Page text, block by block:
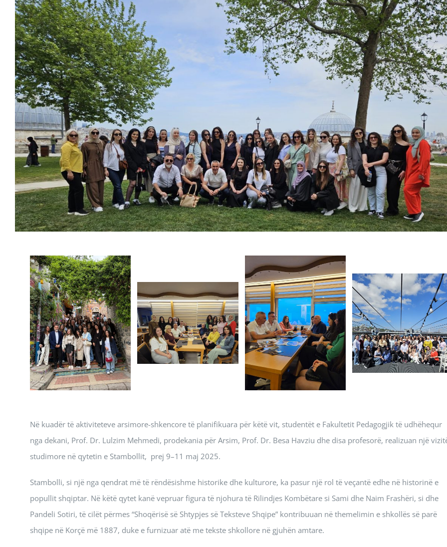
Larger
Image
Në kuadër të aktiviteteve arsimore-shkencore të planifikuara për këtë vit, studentët e Fakultetit Pedagogjik të udhëhequr
nga dekani, Prof. Dr. Lulzim Mehmedi, prodekania për Arsim, Prof. Dr. Besa Havziu dhe disa profesorë, realizuan një
studimore në qytetin e Stambollit, prej 9–11 maj 2025.
Stambolli, si një nga qendrat më të rëndësishme historike dhe kulturore, ka pasur një rol të veçantë edhe në historinë e
popullit shqiptar. Në këtë qytet kanë vepruar figura të njohura të Rilindjes Kombëtare si Sami dhe Naim Frashëri, si dhe
Pandeli Sotiri, të cilët përmes “Shoqërisë së Shtypjes së Teksteve Shqipe” kontribuuan në themelimin e shkollës së parë
shqipe në Korçë më 1887, duke e furnizuar atë me tekste shkollore në gjuhën amtare.